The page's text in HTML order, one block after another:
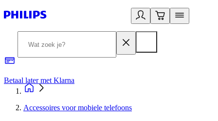
Betaal later met Klarna
Accessoires voor mobiele telefoons